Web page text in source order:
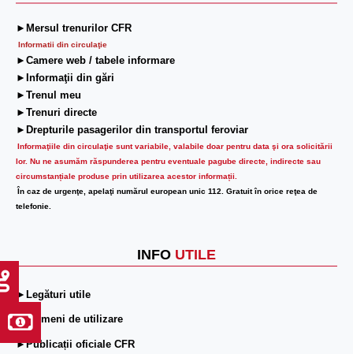
►Mersul trenurilor CFR
Informatii din circulaţie
►Camere web / tabele informare
►Informaţii din gări
►Trenul meu
►Trenuri directe
►Drepturile pasagerilor din transportul feroviar
Informaţiile din circulaţie sunt variabile, valabile doar pentru data şi ora solicitării
lor. Nu ne asumăm răspunderea pentru eventuale pagube directe, indirecte sau
circumstanțiale produse prin utilizarea acestor informații.
În caz de urgenţe, apelaţi numărul european unic 112. Gratuit în orice reţea de
telefonie.
INFO UTILE
►Legături utile
►Termeni de utilizare
►Publicații oficiale CFR